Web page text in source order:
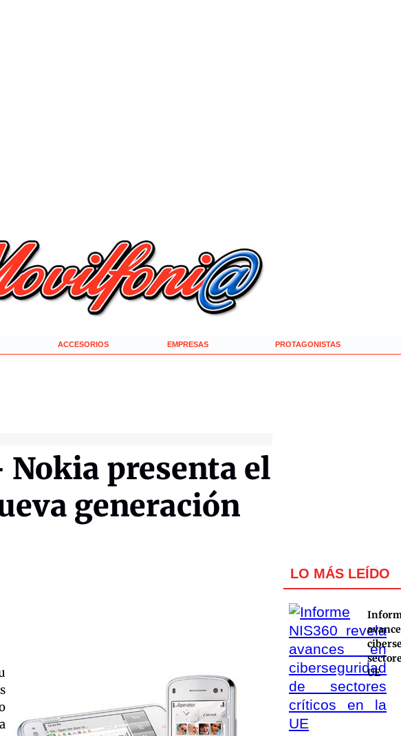
ACCESORIOS EMPRESAS PROTAGONISTAS
presenta el
generación
LO MÁS LEÍDO
UE